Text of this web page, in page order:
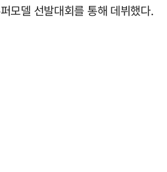
모델 선발대회를 통해 데뷔했다.